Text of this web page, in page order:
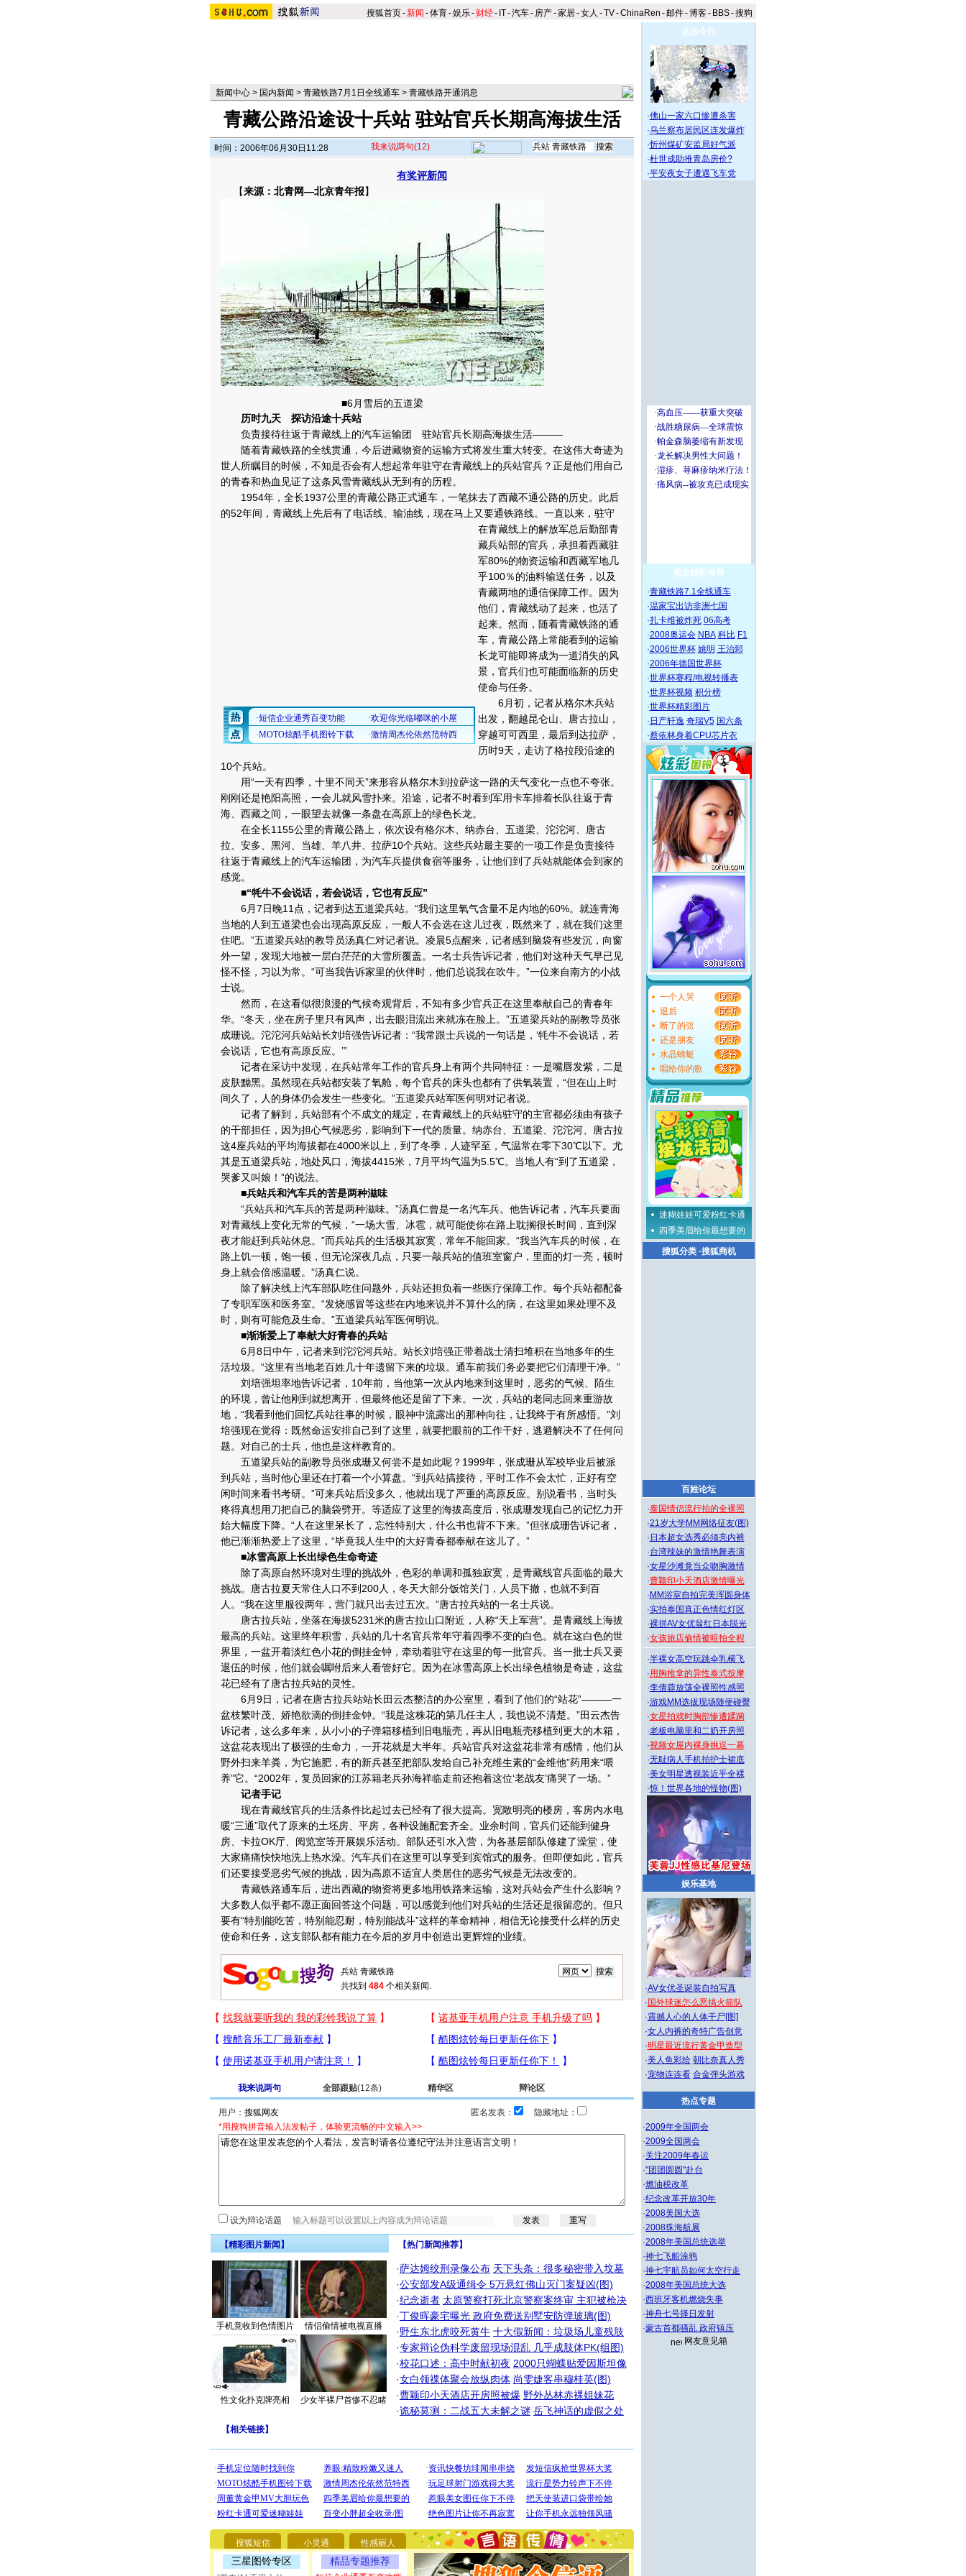
搜狐首页-新闻 -体育-娱乐- 财经- IT-汽车- 房产-家居-女人 -TV-ChinaRen -邮件-博客- BBS-搜狗
新闻中心 > 国内新闻 > 青藏铁路7月1日全线通车 > 青藏铁路开通消息
青藏公路沿途设十兵站 驻站官兵长期高海拔生活
时间：2006年06月30日11:28 我来说两句(12)
有奖评新闻
【来源：北青网—北京青年报】
■6月雪后的五道梁
历时九天 探访沿途十兵站
负责接待往返于青藏线上的汽车运输团 驻站官兵长期高海拔生活———
随着青藏铁路的全线贯通，今后进藏物资的运输方式将发生重大转变。在这伟大奇迹为
世人所瞩目的时候，不知是否会有人想起常年驻守在青藏线上的兵站官兵？正是他们用自己
的青春和热血见证了这条风雪青藏线从无到有的历程。
1954年，全长1937公里的青藏公路正式通车，一笔抹去了西藏不通公路的历史。此后
的52年间，青藏线上先后有了电话线、输油线，现在马上又要通铁路线。 一直以来，驻守
在青藏线上的解放军总后勤部青
藏兵站部的官兵，承担着西藏驻
军80%的物资运输和西藏军地几
乎100％的油料输送任务，以及
青藏两地的通信保障工作。因为
他们，青藏线动了起来，也活了
起来。然而，随着青藏铁路的通
车，青藏公路上常能看到的运输
长龙可能即将成为一道消失的风
景，官兵们也可能面临新的历史
使命与任务。
6月初，记者从格尔木兵站
出发，翻越昆仑山、唐古拉山，
穿越可可西里，最后到达拉萨，
历时9天，走访了格拉段沿途的
10个兵站。
用“一天有四季，十里不同天”来形容从格尔木到拉萨这一路的天气变化一点也不夸张。
刚刚还是艳阳高照，一会儿就风雪扑来。沿途，记者不时看到军用卡车排着长队往返于青
海、西藏之间，一眼望去就像一条盘在高原上的绿色长龙。
在全长1155公里的青藏公路上，依次设有格尔木、纳赤台、五道梁、沱沱河、唐古
拉、安多、黑河、当雄、羊八井、拉萨10个兵站。这些兵站最主要的一项工作是负责接待
往返于青藏线上的汽车运输团，为汽车兵提供食宿等服务，让他们到了兵站就能体会到家的
感觉。
■“牦牛不会说话，若会说话，它也有反应”
6月7日晚11点，记者到达五道梁兵站。“我们这里氧气含量不足内地的60%。就连青海
当地的人到五道梁也会出现高原反应，一般人不会选在这儿过夜，既然来了，就在我们这里
住吧。”五道梁兵站的教导员汤真仁对记者说。凌晨5点醒来，记者感到脑袋有些发沉，向窗
外一望，发现大地被一层白茫茫的大雪所覆盖。一名士兵告诉记者，他们对这种天气早已见
怪不怪，习以为常。“可当我告诉家里的伙伴时，他们总说我在吹牛。”一位来自南方的小战
士说。
然而，在这看似很浪漫的气候奇观背后，不知有多少官兵正在这里奉献自己的青春年
华。“冬天，坐在房子里只有风声，出去眼泪流出来就冻在脸上。”五道梁兵站的副教导员张
成珊说。沱沱河兵站站长刘培强告诉记者：“我常跟士兵说的一句话是，‘牦牛不会说话，若
会说话，它也有高原反应。’”
记者在采访中发现，在兵站常年工作的官兵身上有两个共同特征：一是嘴唇发紫，二是
皮肤黝黑。虽然现在兵站都安装了氧舱，每个官兵的床头也都有了供氧装置，“但在山上时
间久了，人的身体仍会发生一些变化。”五道梁兵站军医何明对记者说。
记者了解到，兵站部有个不成文的规定，在青藏线上的兵站驻守的主官都必须由有孩子
的干部担任，因为担心气候恶劣，影响到下一代的质量。纳赤台、五道梁、沱沱河、唐古拉
这4座兵站的平均海拔都在4000米以上，到了冬季，人迹罕至，气温常在零下30℃以下。尤
其是五道梁兵站，地处风口，海拔4415米，7月平均气温为5.5℃。当地人有“到了五道梁，
哭爹又叫娘！”的说法。
■兵站兵和汽车兵的苦是两种滋味
“兵站兵和汽车兵的苦是两种滋味。”汤真仁曾是一名汽车兵。他告诉记者，汽车兵要面
对青藏线上变化无常的气候，“一场大雪、冰雹，就可能使你在路上耽搁很长时间，直到深
夜才能赶到兵站休息。”而兵站兵的生活极其寂寞，常年不能回家。“我当汽车兵的时候，在
路上饥一顿，饱一顿，但无论深夜几点，只要一敲兵站的值班室窗户，里面的灯一亮，顿时
身上就会倍感温暖。”汤真仁说。
除了解决线上汽车部队吃住问题外，兵站还担负着一些医疗保障工作。每个兵站都配备
了专职军医和医务室。“发烧感冒等这些在内地来说并不算什么的病，在这里如果处理不及
时，则有可能危及生命。”五道梁兵站军医何明说。
■渐渐爱上了奉献大好青春的兵站
6月8日中午，记者来到沱沱河兵站。站长刘培强正带着战士清扫堆积在当地多年的生
活垃圾。“这里有当地老百姓几十年遗留下来的垃圾。通车前我们务必要把它们清理干净。”
刘培强坦率地告诉记者，10年前，当他第一次从内地来到这里时，恶劣的气候、陌生
的环境，曾让他刚到就想离开，但最终他还是留了下来。一次，兵站的老同志回来重游故
地，“我看到他们回忆兵站往事的时候，眼神中流露出的那种向往，让我终于有所感悟。”刘
培强现在觉得：既然命运安排自己到了这里，就要把眼前的工作干好，逃避解决不了任何问
题。对自己的士兵，他也是这样教育的。
五道梁兵站的副教导员张成珊又何尝不是如此呢？1999年，张成珊从军校毕业后被派
到兵站，当时他心里还在打着一个小算盘。“到兵站搞接待，平时工作不会太忙，正好有空
闲时间来看书考研。”可来兵站后没多久，他就出现了严重的高原反应。别说看书，当时头
疼得真想用刀把自己的脑袋劈开。等适应了这里的海拔高度后，张成珊发现自己的记忆力开
始大幅度下降。“人在这里呆长了，忘性特别大，什么书也背不下来。”但张成珊告诉记者，
他已渐渐热爱上了这里，“毕竟我人生中的大好青春都奉献在这儿了。”
■冰雪高原上长出绿色生命奇迹
除了高原自然环境对生理的挑战外，色彩的单调和孤独寂寞，是青藏线官兵面临的最大
挑战。唐古拉夏天常住人口不到200人，冬天大部分饭馆关门，人员下撤，也就不到百
人。“我在这里服役两年，营门就只出去过五次。”唐古拉兵站的一名士兵说。
唐古拉兵站，坐落在海拔5231米的唐古拉山口附近，人称“天上军营”。是青藏线上海拔
最高的兵站。这里终年积雪，兵站的几十名官兵常年守着四季不变的白色。就在这白色的世
界里，一盆开着淡红色小花的倒挂金钟，牵动着驻守在这里的每一批官兵。当一批士兵又要
退伍的时候，他们就会嘱咐后来人看管好它。因为在冰雪高原上长出绿色植物是奇迹，这盆
花已经有了唐古拉兵站的灵性。
6月9日，记者在唐古拉兵站站长田云杰整洁的办公室里，看到了他们的“站花”———一
盆枝繁叶茂、娇艳欲滴的倒挂金钟。“我是这株花的第几任主人，我也说不清楚。”田云杰告
诉记者，这么多年来，从小小的子弹箱移植到旧电瓶壳，再从旧电瓶壳移植到更大的木箱，
这盆花表现出了极强的生命力，一开花就是大半年。兵站官兵对这盆花非常有感情，他们从
野外扫来羊粪，为它施肥，有的新兵甚至把部队发给自己补充维生素的“金维他”药用来“喂
养”它。“2002年，复员回家的江苏籍老兵孙海祥临走前还抱着这位‘老战友’痛哭了一场。”
记者手记
现在青藏线官兵的生活条件比起过去已经有了很大提高。宽敞明亮的楼房，客房内水电
暖“三通”取代了原来的土坯房、平房，各种设施配套齐全。业余时间，官兵们还能到健身
房、卡拉OK厅、阅览室等开展娱乐活动。部队还引水入营，为各基层部队修建了澡堂，使
大家痛痛快快地洗上热水澡。汽车兵们在这里可以享受到宾馆式的服务。但即便如此，官兵
们还要接受恶劣气候的挑战，因为高原不适宜人类居住的恶劣气候是无法改变的。
青藏铁路通车后，进出西藏的物资将更多地用铁路来运输，这对兵站会产生什么影响？
大多数人似乎都不愿正面回答这个问题，可以感觉到他们对兵站的生活还是很留恋的。但只
要有“特别能吃苦，特别能忍耐，特别能战斗”这样的革命精神，相信无论接受什么样的历史
使命和任务，这支部队都有能力在今后的岁月中创造出更辉煌的业绩。
共找到 484 个相关新闻.
我来说两句 全部跟贴(12条) 精华区 辩论区
用户： 匿名发表：
隐藏地址：
*用搜狗拼音输入法发帖子，体验更流畅的中文输入>>
设为辩论话题
【精彩图片新闻】
手机竟收到色情图片 情侣偷情被电视直播
性文化扑克牌亮相 少女半裸尸首惨不忍睹
【热门新闻推荐】
·萨达姆绞刑录像公布 天下头条：很多秘密带入坟墓
·公安部发A级通缉令 5万悬红佛山灭门案疑凶(图)
·纪念逝者 太原警察打死北京警察案终审 主犯被枪决
·丁俊晖豪宅曝光 政府免费送别墅安防弹玻璃(图)
·野生东北虎咬死黄牛 十大假新闻：垃圾场儿童残肢
·专家辩论伪科学废留现场混乱 几乎成肢体PK(组图)
·校花口述：高中时献初夜 2000只蝴蝶贴爱因斯坦像
·女白领祼体聚会放纵肉体 尚雯婕客串穆桂英(图)
·曹颖印小天酒店开房照被爆 野外丛林赤裸姐妹花
·诡秘莫测：二战五大未解之谜 岳飞神话的虚假之处
【相关链接】
搜狐短信 小灵通 性感丽人
三星图铃专区 精品专题推荐
[圣诞节]圣诞节到了，想想没什么送给你的，又不打算给
你太多，只有给你五千万：千万快乐！千万要健康！千万
[圣诞节]不只这样的日子才会想起你,而是这样的日子才
能正大光明地骚扰你,告诉你,圣诞要快乐!新年要快乐!天天
都要快乐噢!
[圣诞节]奉上一颗祝福的心,在这个特别的日子里,愿幸福,
如意,快乐,鲜花,一切美好的祝愿与你同在.圣诞快乐!
[元旦]看到你我会触电；看不到你我要充电；没有你我会
点击今日
·佛山一家六口惨遭杀害
·乌兰察布居民区连发爆炸
·忻州煤矿安监局好气派
·杜世成助推青岛房价?
·平安夜女子遭遇飞车党
频道精彩推荐
·青藏铁路7.1全线通车
·温家宝出访非洲七国
·扎卡维被炸死 06高考
·2008奥运会 NBA 科比 F1
·2006世界杯 姚明 王治郅
·2006年德国世界杯
·世界杯赛程/电视转播表
·世界杯视频 积分榜
·世界杯精彩图片
· 日产轩逸 奇瑞V5 国六条
·蔡依林身着CPU芯片衣
一个人哭
退后
断了的弦
还是朋友
水晶蜻蜓
唱给你的歌
迷糊娃娃可爱粉红卡通
四季美眉给你最想要的
搜狐分类·搜狐商机
百姓论坛
·泰国情侣流行拍的全裸照
·21岁大学MM网络征友(图)
· 日本超女选秀必须亮内裤
·台湾辣妹的激情艳舞表演
·女星沙滩竟当众吻胸激情
·曹颖印小天酒店激情曝光
· MM浴室自拍完美浑圆身体
·实拍泰国真正色情红灯区
·裸拼AV女优翁红日本脱光
·女孩旅店偷情被暗拍全程
·半裸女高空玩跳伞乳横飞
·用胸推拿的异性泰式按摩
·李倩蓉放荡全裸照性感照
·游戏MM选拔现场随便碰臀
·女星拍戏时胸部惨遭蹂躏
·老板电脑里和二奶开房照
·视频女屋内裸身挑逗一幕
·无耻病人手机拍护士裙底
·美女明星透视装近乎全裸
·惊！世界各地的怪物(图)
娱乐基地
·AV女优圣诞装自拍写真
· 国外球迷怎么恶搞火箭队
·震撼人心的人体干尸[图]
·女人内裤的奇特广告创意
·明星最近流行黄金甲造型
·美人鱼彩绘 朝比奈真人秀
·宠物连连看 合金弹头游戏
热点专题
·2009年全国两会
·2009全国两会
·关注2009年春运
·"团团圆圆"赴台
·燃油税改革
·纪念改革开放30年
·2008美国大选
·2008珠海航展
·2008年美国总统选举
·神七飞船涂鸦
·神七宇航员如何太空行走
·2008年美国总统大选
·西班牙客机燃烧失事
·神舟七号择日发射
·蒙古首都骚乱 政府镇压
网友意见箱